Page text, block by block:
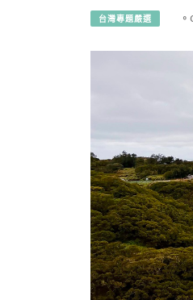
台灣專題嚴選